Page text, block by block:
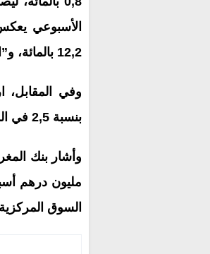
الأسبوعي
12,2 بالمائة، و”الأبناك” بنسبة 2,1 بالمائة و”الاتصالات” بنسبة 1,1 في المائة.
وفي المقابل،
بنسبة 2,5 في المائة و1,9 في المائة.
مليون درهم
السوق المركزية للأسهم عند 5,153